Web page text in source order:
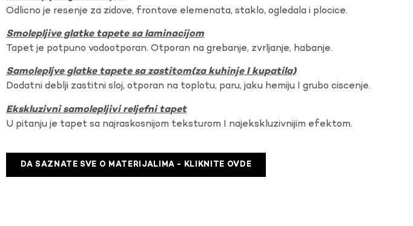
Odlicno je resenje za zidove, frontove elemenata, staklo, ogledala i plocice.
Smolepljive glatke tapete sa laminacijom
Tapet je potpuno vodootporan. Otporan na grebanje, zvrljanje, habanje.
Samolepljve glatke tapete sa zastitom(za kuhinje I kupatila)
Dodatni deblji zastitni sloj, otporan na toplotu, paru, jaku hemiju I grubo ciscenje.
Ekskluzivni samolepljivi reljefni tapet
U pitanju je tapet sa najraskosnijom teksturom I najekskluzivnijim efektom.
DA SAZNATE SVE O MATERIJALIMA - KLIKNITE OVDE